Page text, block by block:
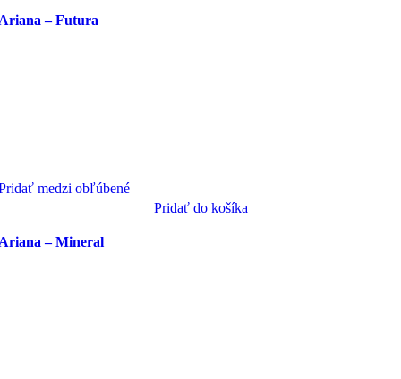
– Futura
medzi obľúbené
Pridať do košíka
– Mineral